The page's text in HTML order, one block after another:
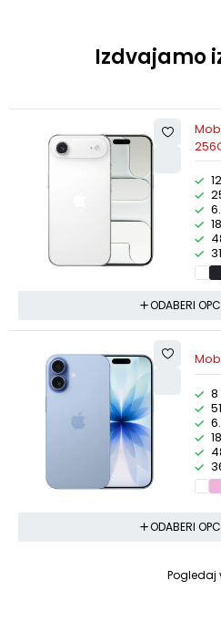
Izdvajamo
Pogledaj
ODABERI
8
ODABERI